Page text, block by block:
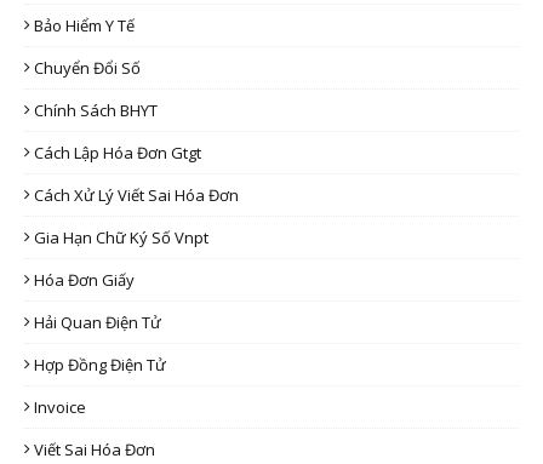
Bảo Hiểm Y Tế
Chuyển Đổi Số
Chính Sách BHYT
Cách Lập Hóa Đơn Gtgt
Cách Xử Lý Viết Sai Hóa Đơn
Gia Hạn Chữ Ký Số Vnpt
Hóa Đơn Giấy
Hải Quan Điện Tử
Hợp Đồng Điện Tử
Invoice
Viết Sai Hóa Đơn